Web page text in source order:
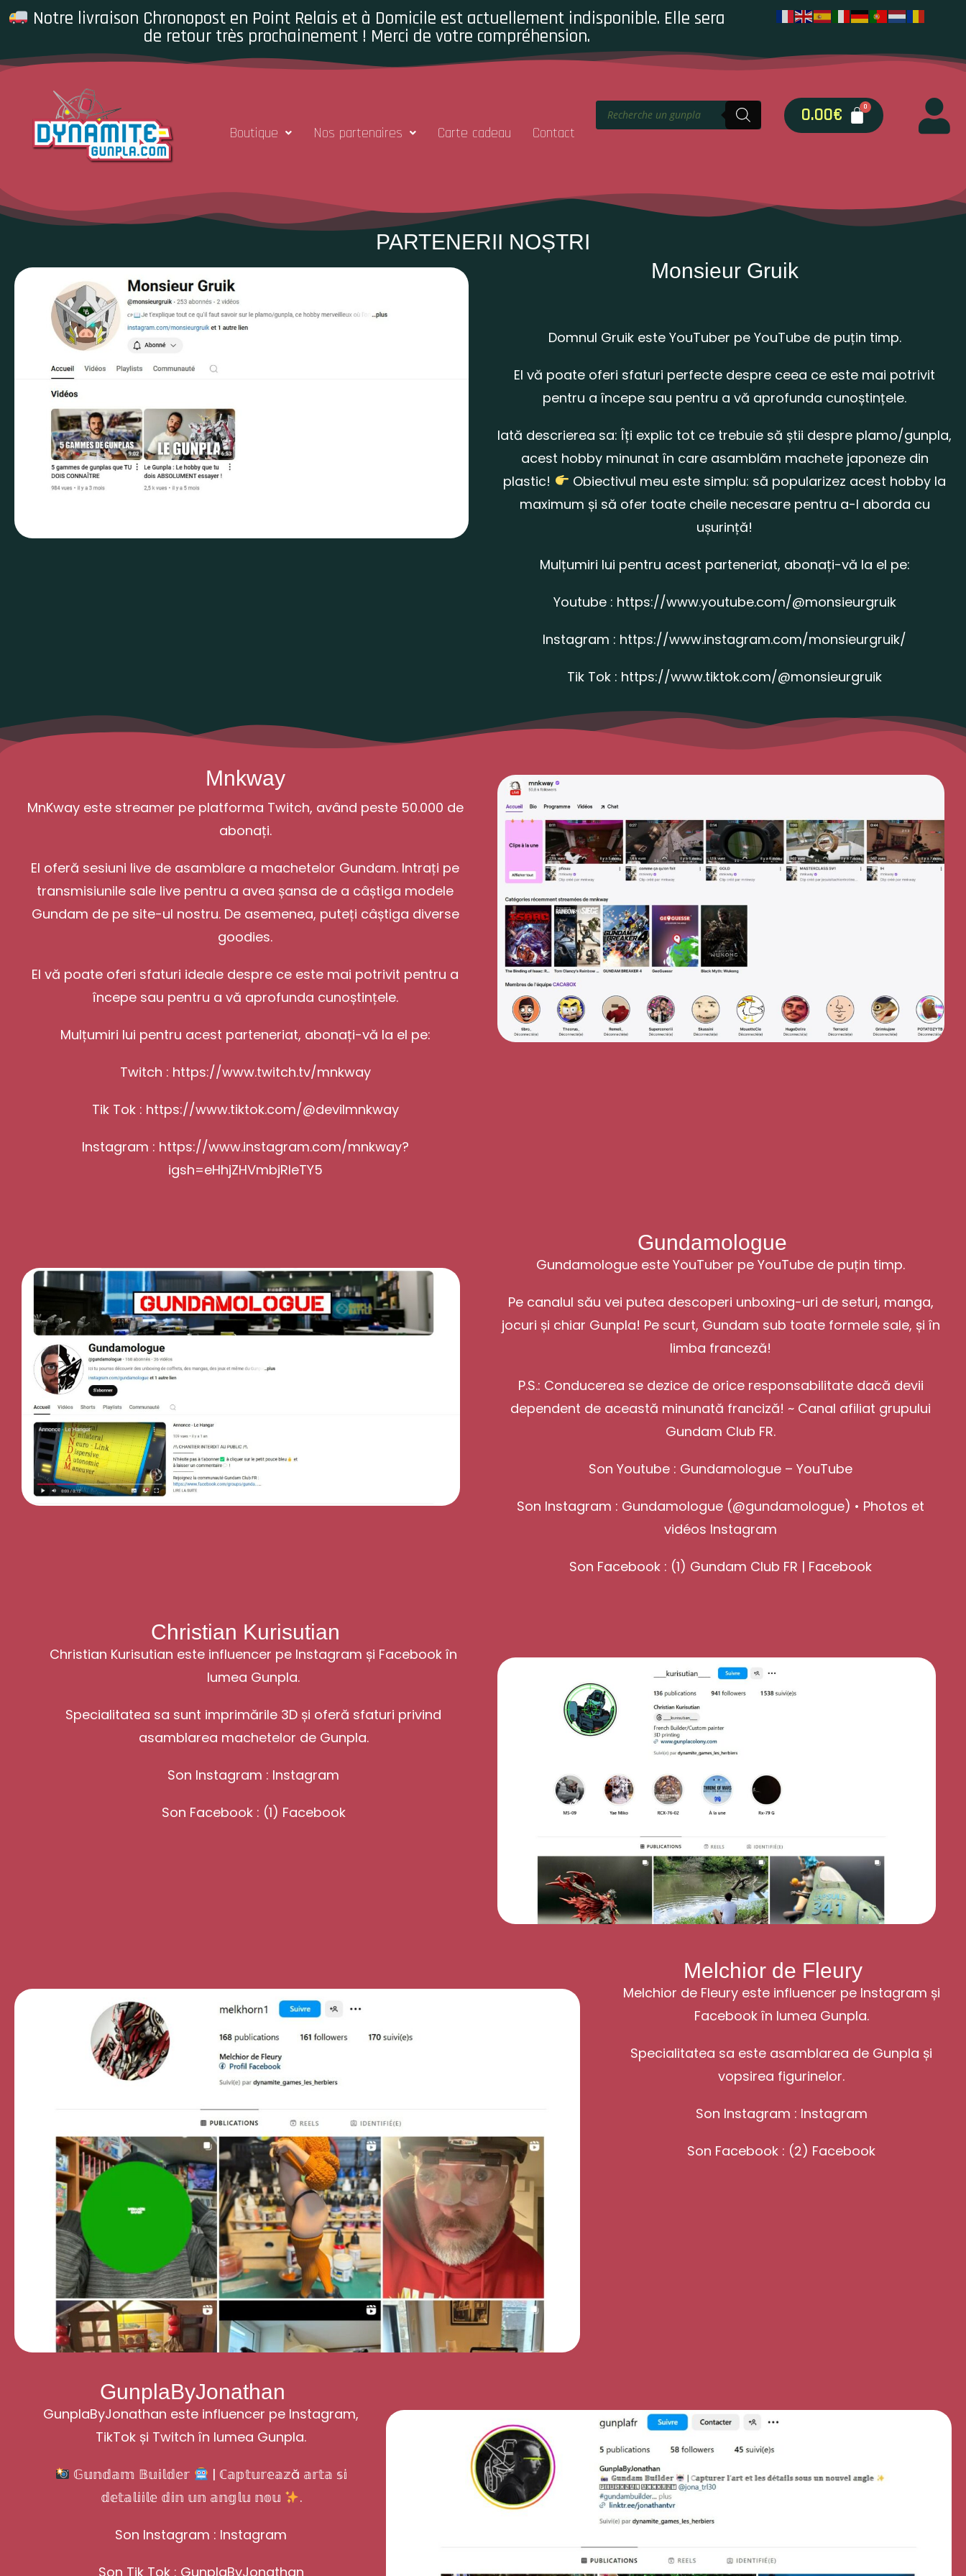
Notre livraison Chronopost en Point Relais et à Domicile est actuellement indisponible. Elle sera
de retour très prochainement ! Merci de votre compréhension.
Boutique Nos partenaires Carte cadeau Contact
0.00€
PARTENERII NOȘTRI
Monsieur Gruik
Domnul Gruik este YouTuber pe YouTube de puțin timp.
El vă poate oferi sfaturi perfecte despre ceea ce este mai potrivit
pentru a începe sau pentru a vă aprofunda cunoștințele.
Iată descrierea sa: Îți explic tot ce trebuie să știi despre plamo/gunpla,
acest hobby minunat în care asamblăm machete japoneze din
plastic!
Obiectivul meu este simplu: să popularizez acest hobby la
maximum și să ofer toate cheile necesare pentru a-l aborda cu
ușurință!
Mulțumiri lui pentru acest parteneriat, abonați-vă la el pe:
Youtube : https://www.youtube.com/@monsieurgruik
Instagram : https://www.instagram.com/monsieurgruik/
Tik Tok : https://www.tiktok.com/@monsieurgruik
Mnkway
MnKway este streamer pe platforma Twitch, având peste 50.000 de
abonați.
El oferă sesiuni live de asamblare a machetelor Gundam. Intrați pe
transmisiunile sale live pentru a avea șansa de a câștiga modele
Gundam de pe site-ul nostru. De asemenea, puteți câștiga diverse
goodies.
El vă poate oferi sfaturi ideale despre ce este mai potrivit pentru a
începe sau pentru a vă aprofunda cunoștințele.
Mulțumiri lui pentru acest parteneriat, abonați-vă la el pe:
Twitch : https://www.twitch.tv/mnkway
Tik Tok : https://www.tiktok.com/@devilmnkway
Instagram : https://www.instagram.com/mnkway?
igsh=eHhjZHVmbjRleTY5
Gundamologue
Gundamologue este YouTuber pe YouTube de puțin timp.
Pe canalul său vei putea descoperi unboxing-uri de seturi, manga,
jocuri și chiar Gunpla! Pe scurt, Gundam sub toate formele sale, și în
limba franceză!
P.S.: Conducerea se dezice de orice responsabilitate dacă devii
dependent de această minunată franciză! ~ Canal afiliat grupului
Gundam Club FR.
Son Youtube : Gundamologue – YouTube
Son Instagram : Gundamologue (@gundamologue) • Photos et
vidéos Instagram
Son Facebook : (1) Gundam Club FR | Facebook
Christian Kurisutian
Christian Kurisutian este influencer pe Instagram și Facebook în
lumea Gunpla.
Specialitatea sa sunt imprimările 3D și oferă sfaturi privind
asamblarea machetelor de Gunpla.
Son Instagram : Instagram
Son Facebook : (1) Facebook
Melchior de Fleury
Melchior de Fleury este influencer pe Instagram și
Facebook în lumea Gunpla.
Specialitatea sa este asamblarea de Gunpla și
vopsirea figurinelor.
Son Instagram : Instagram
Son Facebook : (2) Facebook
GunplaByJonathan
GunplaByJonathan este influencer pe Instagram,
TikTok și Twitch în lumea Gunpla.
𝔾𝕦𝕟𝕕𝕒𝕞 𝔹𝕦𝕚𝕝𝕕𝕖𝕣
| ℂ𝕒𝕡𝕥𝕦𝕣𝕖𝕒𝕫ă 𝕒𝕣𝕥𝕒 𝕤𝕚
𝕕𝕖𝕥𝕒𝕝𝕚𝕚𝕝𝕖 𝕕𝕚𝕟 𝕦𝕟 𝕒𝕟𝕘𝕝𝕦 𝕟𝕠𝕦
.
Son Instagram : Instagram
Son Tik Tok : GunplaByJonathan